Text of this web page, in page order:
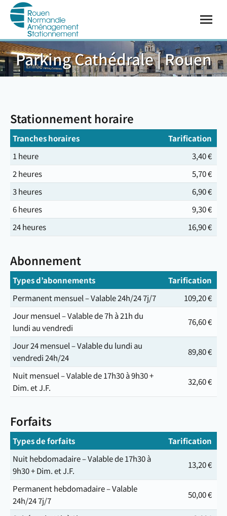
Parking Cathédrale | Rouen
Vous êtes ici :
Stationnement horaire
Tranches horaires
Tarification
1 heure
3,40 €
2 heures
5,70 €
3 heures
6,90 €
6 heures
9,30 €
24 heures
16,90 €
Abonnement
Types d’abonnements
Tarification
Permanent mensuel – Valable 24h/24 7j/7
109,20 €
Jour mensuel – Valable de 7h à 21h du
lundi au vendredi
76,60 €
Jour 24 mensuel – Valable du lundi au
vendredi 24h/24
89,80 €
Nuit mensuel – Valable de 17h30 à 9h30 +
Dim. et J.F.
32,60 €
Forfaits
Types de forfaits
Tarification
Nuit hebdomadaire – Valable de 17h30 à
9h30 + Dim. et J.F.
13,20 €
Permanent hebdomadaire – Valable
24h/24 7j/7
50,00 €